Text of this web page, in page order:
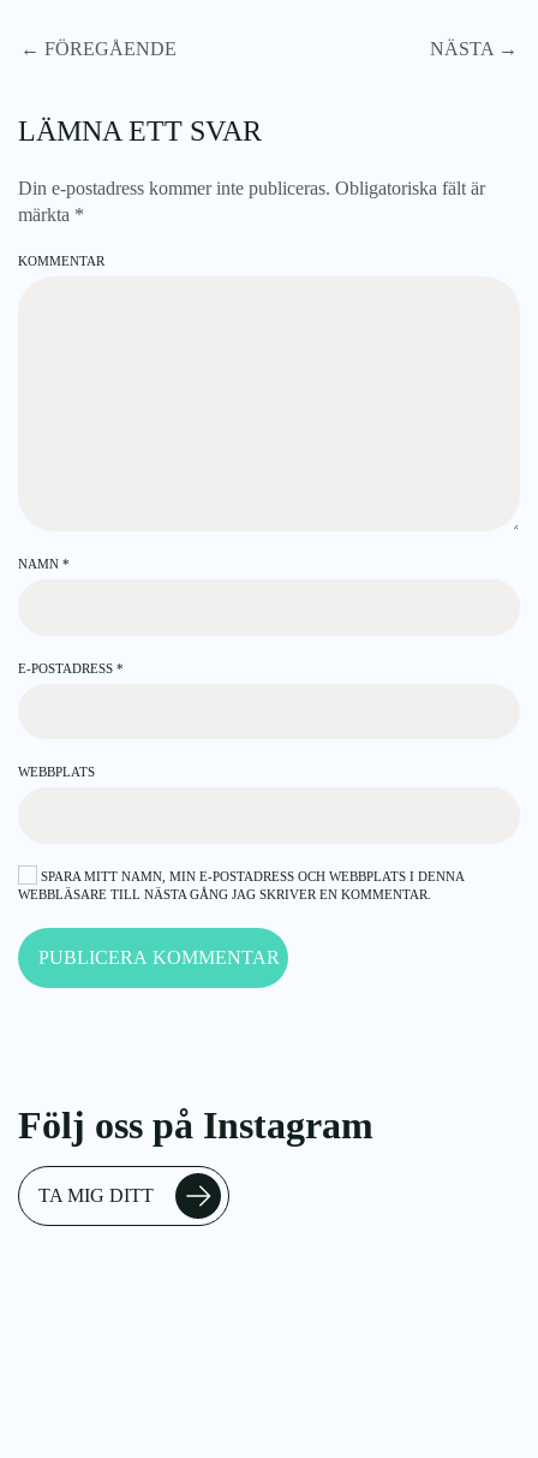
← FÖREGÅENDE NÄSTA →
LÄMNA ETT SVAR
Din e-postadress kommer inte publiceras. Obligatoriska fält är
märkta *
KOMMENTAR
NAMN *
E-POSTADRESS *
WEBBPLATS
SPARA MITT NAMN, MIN E-POSTADRESS OCH WEBBPLATS I DENNA
WEBBLÄSARE TILL NÄSTA GÅNG JAG SKRIVER EN KOMMENTAR.
PUBLICERA KOMMENTAR
Följ oss på Instagram
TA MIG DITT